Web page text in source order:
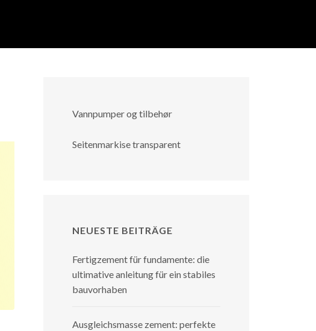
Vannpumper og tilbehør
Seitenmarkise transparent
NEUESTE BEITRÄGE
Fertigzement für fundamente: die
ultimative anleitung für ein stabiles
bauvorhaben
Ausgleichsmasse zement: perfekte